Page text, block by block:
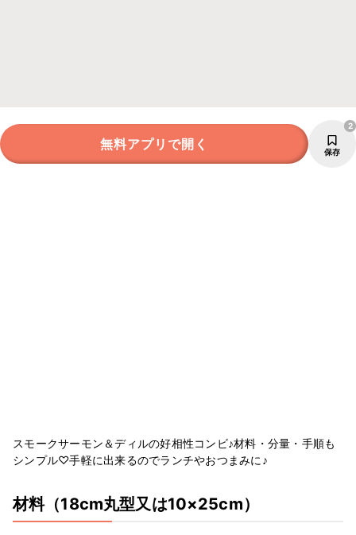
無料アプリで開く 保存
2
スモークサーモン＆ディルの好相性コンビ♪材料・分量・手順も
シンプル♡手軽に出来るのでランチやおつまみに♪
材料（18cm丸型又は10×25cm）